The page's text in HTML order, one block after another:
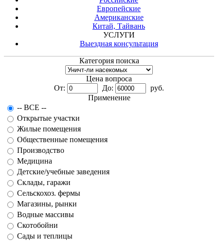
Европейские
Американские
Китай, Тайвань
УСЛУГИ
Выездная консультация
Категория поиска
Цена вопроса
От:
До:
руб.
Применение
-- ВСЕ --
Открытые участки
Жилые помещения
Общественные помещения
Производство
Медицина
Детские/учебные заведения
Склады, гаражи
Сельскохоз. фермы
Магазины, рынки
Водные массивы
Скотобойни
Сады и теплицы